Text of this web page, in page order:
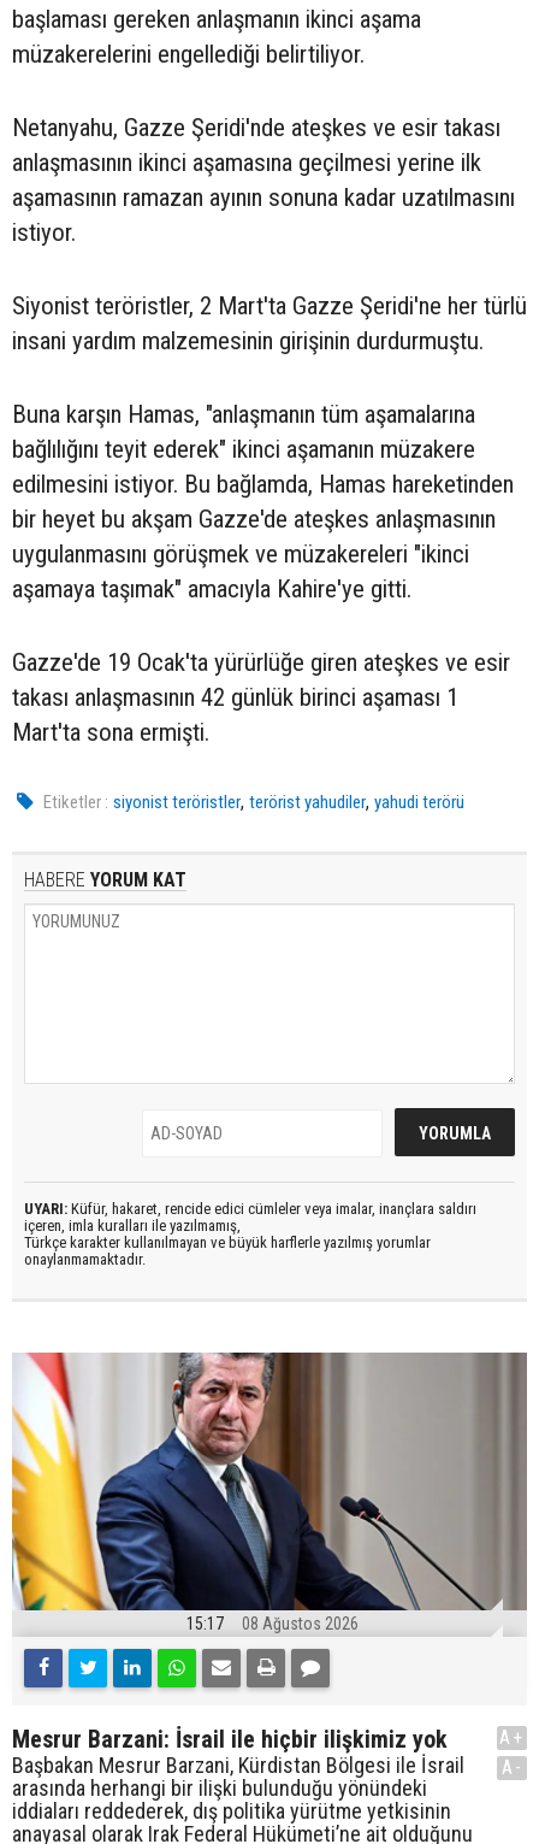
başlaması gereken anlaşmanın ikinci aşama
müzakerelerini engellediği belirtiliyor.
Netanyahu, Gazze Şeridi'nde ateşkes ve esir takası
anlaşmasının ikinci aşamasına geçilmesi yerine ilk
aşamasının ramazan ayının sonuna kadar uzatılmasını
istiyor.
Siyonist teröristler, 2 Mart'ta Gazze Şeridi'ne her türlü
insani yardım malzemesinin girişinin durdurmuştu.
Buna karşın Hamas, "anlaşmanın tüm aşamalarına
bağlılığını teyit ederek" ikinci aşamanın müzakere
edilmesini istiyor. Bu bağlamda, Hamas hareketinden
bir heyet bu akşam Gazze'de ateşkes anlaşmasının
uygulanmasını görüşmek ve müzakereleri "ikinci
aşamaya taşımak" amacıyla Kahire'ye gitti.
Gazze'de 19 Ocak'ta yürürlüğe giren ateşkes ve esir
takası anlaşmasının 42 günlük birinci aşaması 1
Mart'ta sona ermişti.
Etiketler : siyonist teröristler,terörist yahudiler,yahudi terörü
HABERE YORUM KAT
UYARI: Küfür, hakaret, rencide edici cümleler veya imalar, inançlara saldırı
içeren, imla kuralları ile yazılmamış,
Türkçe karakter kullanılmayan ve büyük harflerle yazılmış yorumlar
onaylanmamaktadır.
15:17 08 Ağustos 2026
Mesrur Barzani: İsrail ile hiçbir ilişkimiz yok
Başbakan Mesrur Barzani, Kürdistan Bölgesi ile İsrail
arasında herhangi bir ilişki bulunduğu yönündeki
iddiaları reddederek, dış politika yürütme yetkisinin
anayasal olarak Irak Federal Hükümeti’ne ait olduğunu
A+
A-